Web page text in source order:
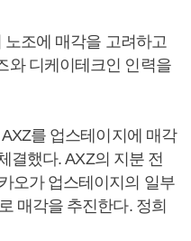
조에 매각을 고려하고
와 디케이테크인 인력을
를 업스테이지에 매각
결했다. AXZ의 지분 전
오가 업스테이지의 일부
매각을 추진한다. 정희